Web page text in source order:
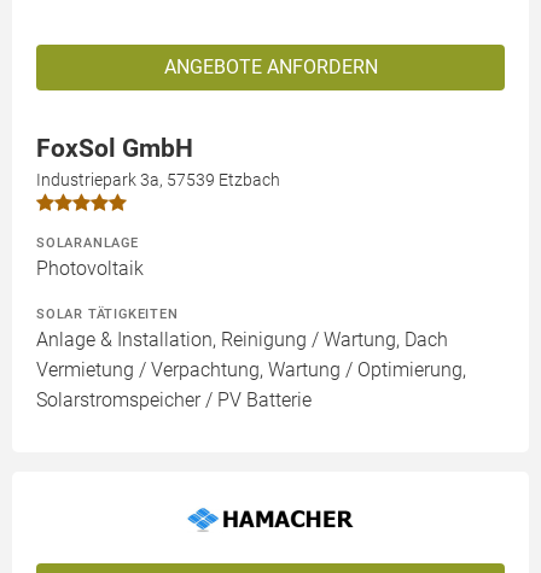
ANGEBOTE ANFORDERN
FoxSol GmbH
Industriepark 3a, 57539 Etzbach
SOLARANLAGE
Photovoltaik
SOLAR TÄTIGKEITEN
Anlage & Installation, Reinigung / Wartung, Dach
Vermietung / Verpachtung, Wartung / Optimierung,
Solarstromspeicher / PV Batterie